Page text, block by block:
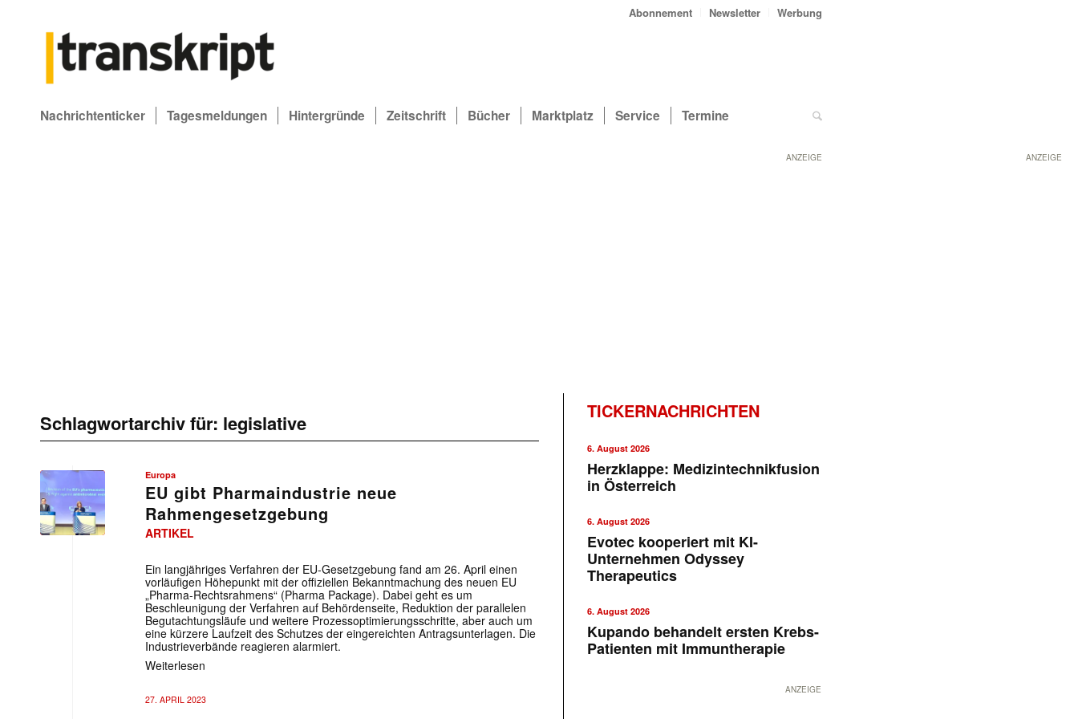
ANZEIGE
Abonnement Newsletter Werbung
Nachrichtenticker Tagesmeldungen Hintergründe Zeitschrift Bücher Marktplatz Service Termine
ANZEIGE
Schlagwortarchiv für: legislative
Europa
EU gibt Pharmaindustrie neue
Rahmengesetzgebung
ARTIKEL
Ein langjähriges Verfahren der EU-Gesetzgebung fand am 26. April einen
vorläufigen Höhepunkt mit der offiziellen Bekanntmachung des neuen EU
„Pharma-Rechtsrahmens“ (Pharma Package). Dabei geht es um
Beschleunigung der Verfahren auf Behördenseite, Reduktion der parallelen
Begutachtungsläufe und weitere Prozessoptimierungsschritte, aber auch um
eine kürzere Laufzeit des Schutzes der eingereichten Antragsunterlagen. Die
Industrieverbände reagieren alarmiert.
Weiterlesen
27. APRIL 2023
TICKERNACHRICHTEN
6. August 2026
Herzklappe: Medizintechnikfusion
in Österreich
6. August 2026
Evotec kooperiert mit KI-
Unternehmen Odyssey
Therapeutics
6. August 2026
Kupando behandelt ersten Krebs-
Patienten mit Immuntherapie
ANZEIGE